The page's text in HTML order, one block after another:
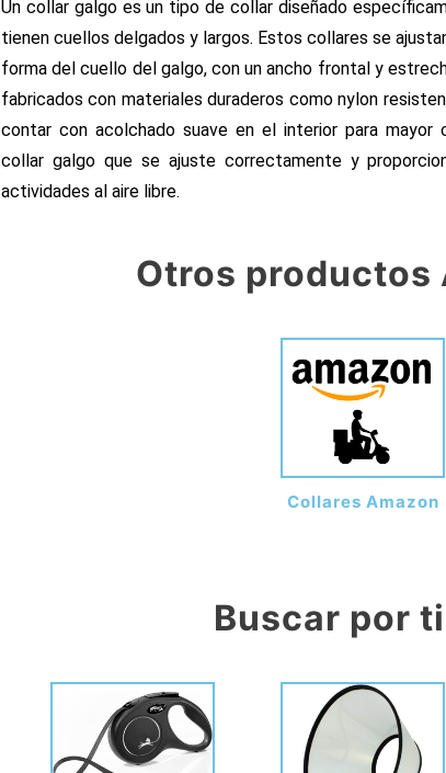
Un collar galgo es un tipo de collar diseñado
tienen cuellos delgados y largos. Estos collares se
forma del cuello del galgo, con un ancho frontal y
fabricados con materiales duraderos como nylon
contar con acolchado suave en el interior para mayor
collar galgo que se ajuste correctamente y
actividades al aire libre.
Otros productos
Collares Amazon
Buscar por